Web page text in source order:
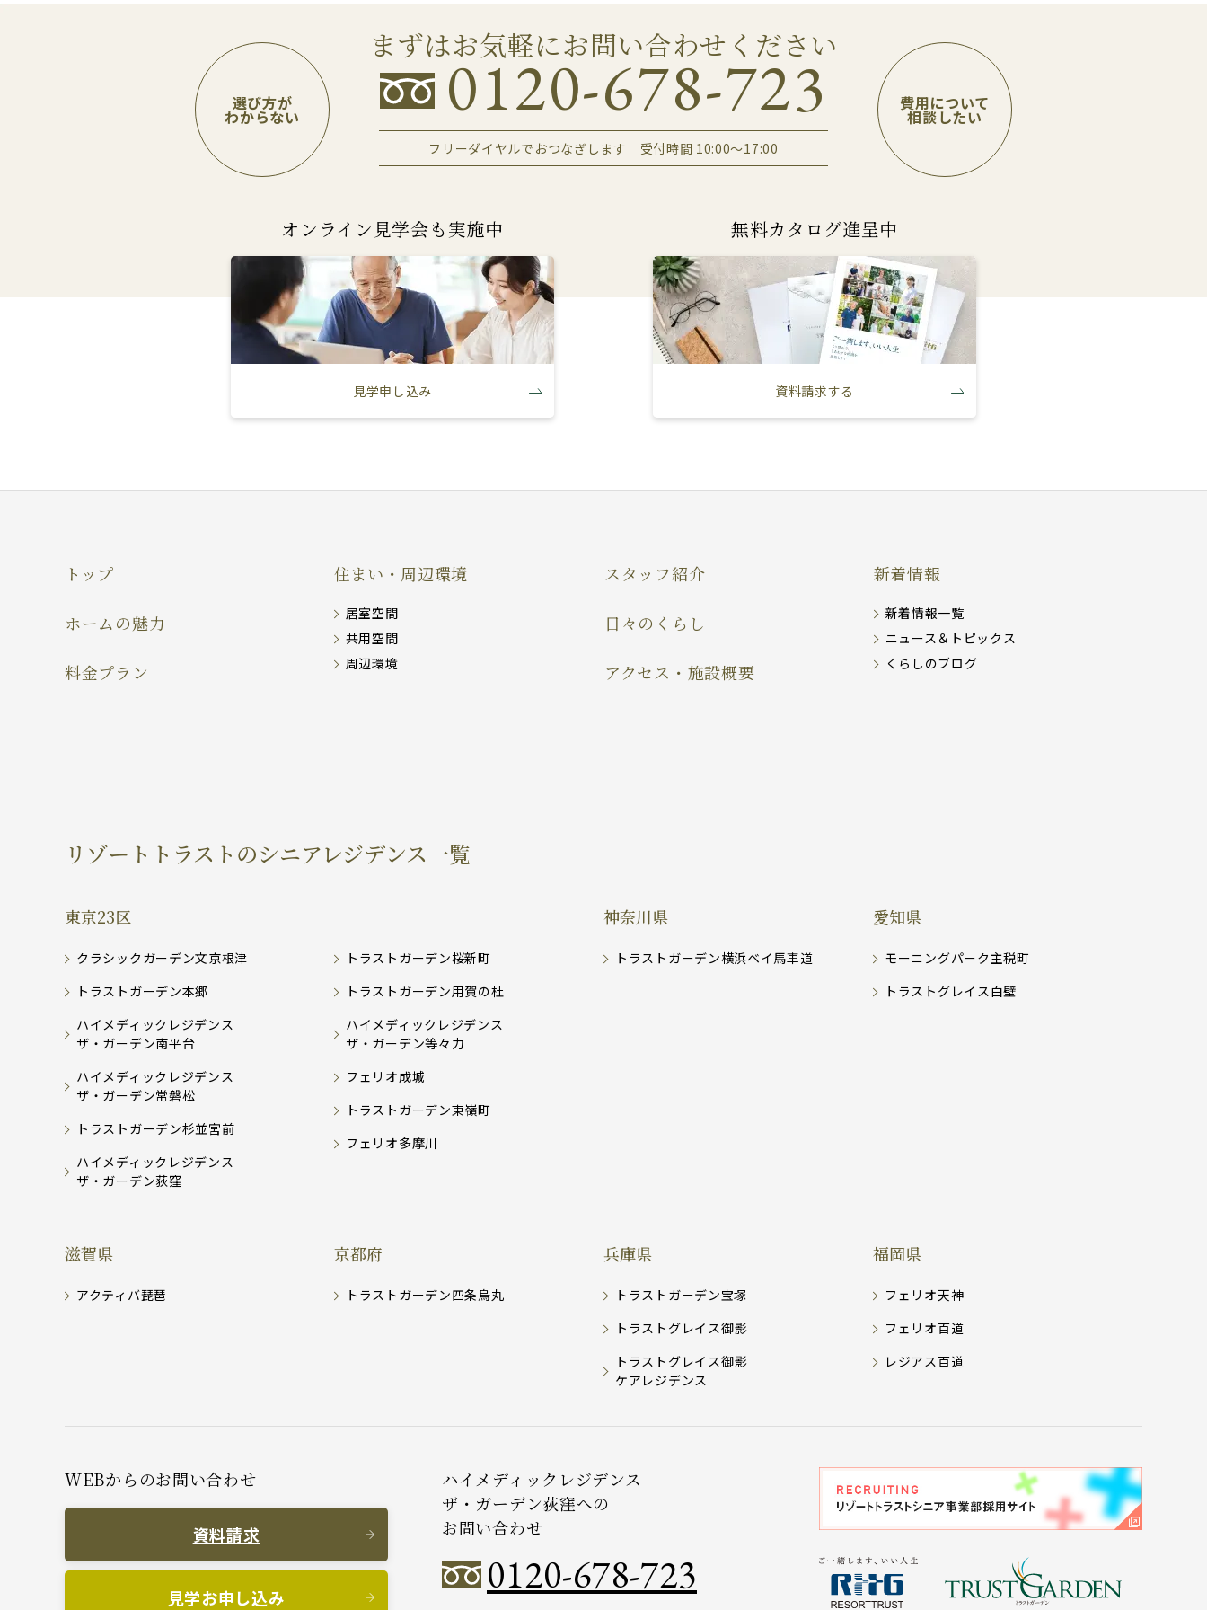
選び方が
わからない
まずはお気軽にお問い合わせください
0120-678-723
フリーダイヤルでおつなぎします 受付時間 10:00～17:00
費用について
相談したい
オンライン見学会も実施中
見学申し込み
無料カタログ進呈中
資料請求する
トップ
ホームの魅力
料金プラン
住まい・周辺環境
居室空間
共用空間
周辺環境
スタッフ紹介
日々のくらし
アクセス・施設概要
新着情報
新着情報一覧
ニュース＆トピックス
くらしのブログ
リゾートトラストのシニアレジデンス一覧
東京23区
クラシックガーデン文京根津
トラストガーデン本郷
ハイメディックレジデンス
ザ・ガーデン南平台
ハイメディックレジデンス
ザ・ガーデン常磐松
トラストガーデン杉並宮前
ハイメディックレジデンス
ザ・ガーデン荻窪
トラストガーデン桜新町
トラストガーデン用賀の杜
ハイメディックレジデンス
ザ・ガーデン等々力
フェリオ成城
トラストガーデン東嶺町
フェリオ多摩川
神奈川県
トラストガーデン横浜ベイ馬車道
愛知県
モーニングパーク主税町
トラストグレイス白壁
滋賀県
アクティバ琵琶
京都府
トラストガーデン四条烏丸
兵庫県
トラストガーデン宝塚
トラストグレイス御影
トラストグレイス御影
ケアレジデンス
福岡県
フェリオ天神
フェリオ百道
レジアス百道
ハイメディックレジデンス
ザ・ガーデン荻窪への
お問い合わせ
0120-678-723
WEBからのお問い合わせ
資料請求
見学お申し込み